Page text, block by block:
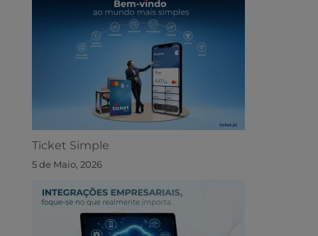
Ticket Simple
5 de Maio, 2026